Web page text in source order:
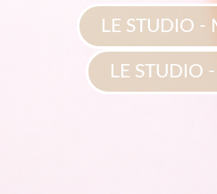
LE STUDIO -
LE STUDIO